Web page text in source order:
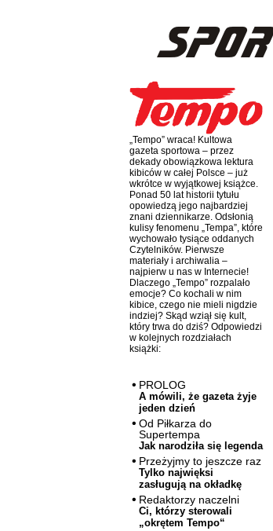
„Tempo” wraca! Kultowa
gazeta sportowa – przez
dekady obowiązkowa lektura
kibiców w całej Polsce – już
wkrótce w wyjątkowej książce.
Ponad 50 lat historii tytułu
opowiedzą jego najbardziej
znani dziennikarze. Odsłonią
kulisy fenomenu „Tempa”, które
wychowało tysiące oddanych
Czytelników. Pierwsze
materiały i archiwalia –
najpierw u nas w Internecie!
Dlaczego „Tempo” rozpalało
emocje? Co kochali w nim
kibice, czego nie mieli nigdzie
indziej? Skąd wziął się kult,
który trwa do dziś? Odpowiedzi
w kolejnych rozdziałach
książki:
PROLOG
A mówili, że gazeta żyje
jeden dzień
Od Piłkarza do
Supertempa
Jak narodziła się legenda
Przeżyjmy to jeszcze raz
Tylko najwięksi
zasługują na okładkę
Redaktorzy naczelni
Ci, którzy sterowali
„okrętem Tempo“